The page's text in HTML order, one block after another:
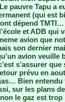
pauvre Tapu a
(qui est
dépend
et ADB qui
avion que
son dernier
avion
s’assurer
prévu en
Bien entendu
sur les plans
le gaz est trop